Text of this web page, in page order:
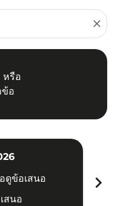
close
หรือ
ข้อ
ดูข้อเสนอ
สนอ
chevron_right